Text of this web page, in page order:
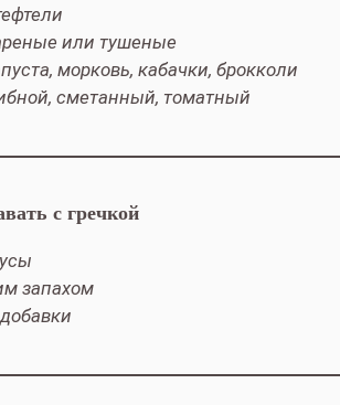
или тушеные
морковь, кабачки, брокколи
сметанный, томатный
с гречкой
запахом